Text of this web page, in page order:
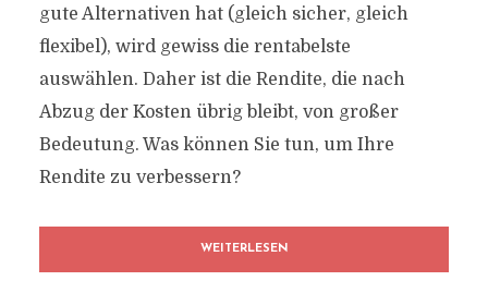
gute Alternativen hat (gleich sicher, gleich
flexibel), wird gewiss die rentabelste
auswählen. Daher ist die Rendite, die nach
Abzug der Kosten übrig bleibt, von großer
Bedeutung. Was können Sie tun, um Ihre
Rendite zu verbessern?
WEITERLESEN